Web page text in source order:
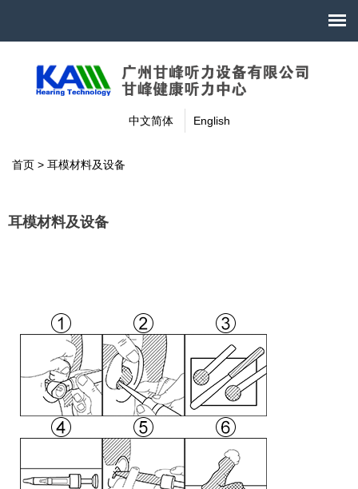
中文简体 English
首页 > 耳模材料及设备
耳模材料及设备